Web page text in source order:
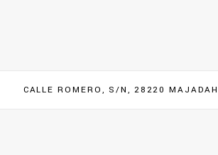
CALLE ROMERO, S/N, 28220